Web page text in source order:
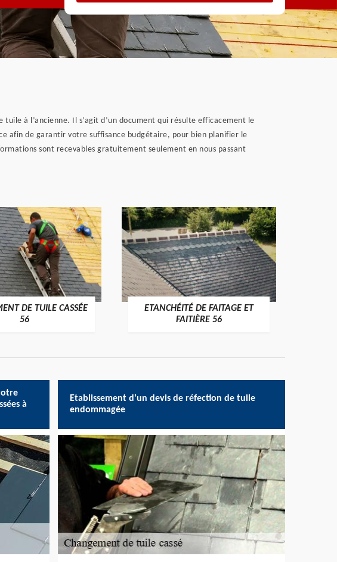
à l’ancienne. Il s’agit d’un document qui résulte efficacement le
afin de garantir votre suffisance budgétaire, pour bien planifier le
sont recevables gratuitement seulement en nous passant
>
DE TUILE CASSÉE
56
>
ETANCHÉITÉ DE FAITAGE ET
FAITIÈRE 56
à
Etablissement d’un devis de réfection de tuile
endommagée